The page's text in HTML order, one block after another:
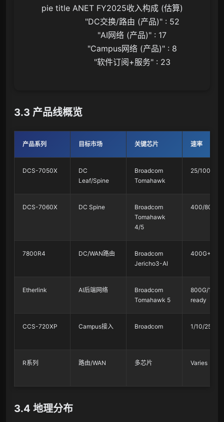
pie title ANET FY2025收入构成 (估算)
3.3 产品线概览
产品系列 目标市场 关键芯片 速率
DCS-7050X
DC
Leaf/Spine
Broadcom
Tomahawk
25/100/
DCS-7060X DC Spine
Broadcom
Tomahawk
4/5
400/800G
7800R4 DC/WAN路由
Broadcom
Jericho3-AI
400G+
Etherlink AI后端网络
Broadcom
Tomahawk 5
800G/1.6T-
ready
CCS-720XP Campus接入 Broadcom 1/10/25G
R系列 路由/WAN 多芯片 Varies
3.4 地理分布